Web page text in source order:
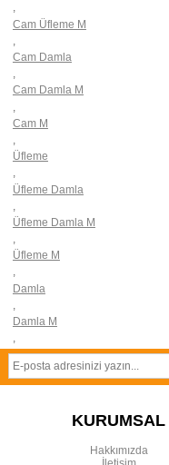
,
Cam Üfleme M
,
Cam Damla
,
Cam Damla M
Cam M
,
Üfleme
,
Üfleme Damla
Üfleme Damla M
,
Üfleme M
,
Damla
,
Damla M
,
KURUMSAL
Hakkımızda